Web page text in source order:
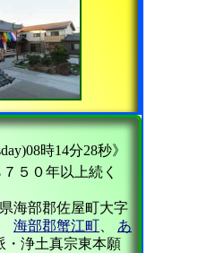
時14分28秒》
５０年以上続く
海部郡佐屋町大字
海部郡蟹江町
あ
・浄土真宗東本願